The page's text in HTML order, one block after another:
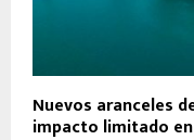
Nuevos aranceles
impacto limitado